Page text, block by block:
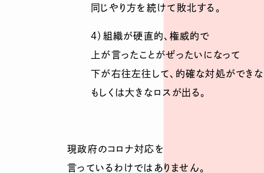
同じやり方を続けて敗北する。
４）組織が硬直的、権威的で
上が言ったことがぜったいになって
下が右往左往して、的確な対処ができな
もしくは大きなロスが出る。
現政府のコロナ対応を
言っているわけではありません。